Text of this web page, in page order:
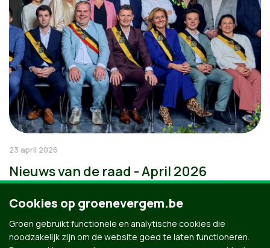
23 april 2026
Nieuws van de raad - April 2026
Cookies op groenevergem.be
Groen gebruikt functionele en analytische cookies die
noodzakelijk zijn om de website goed te laten functioneren.